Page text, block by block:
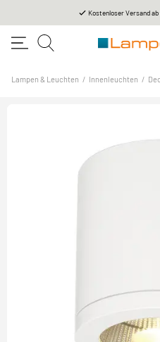
Kostenloser Versand ab
Lampen & Leuchten / Innenleuchten /